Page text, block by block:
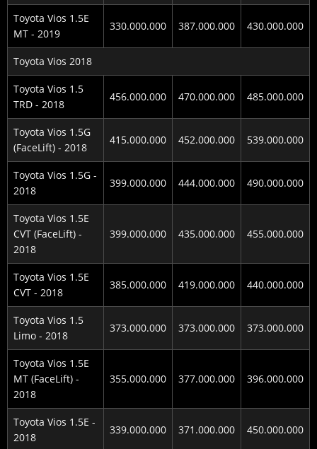
Toyota Vios 1.5E
MT - 2019
330.000.000 387.000.000 430.000.000
Toyota Vios 2018
Toyota Vios 1.5
TRD - 2018
456.000.000 470.000.000 485.000.000
Toyota Vios 1.5G
(FaceLift) - 2018
415.000.000 452.000.000 539.000.000
Toyota Vios 1.5G -
2018
399.000.000 444.000.000 490.000.000
Toyota Vios 1.5E
CVT (FaceLift) -
2018
399.000.000 435.000.000 455.000.000
Toyota Vios 1.5E
CVT - 2018
385.000.000 419.000.000 440.000.000
Toyota Vios 1.5
Limo - 2018
373.000.000 373.000.000 373.000.000
Toyota Vios 1.5E
MT (FaceLift) -
2018
355.000.000 377.000.000 396.000.000
Toyota Vios 1.5E -
2018
339.000.000 371.000.000 450.000.000